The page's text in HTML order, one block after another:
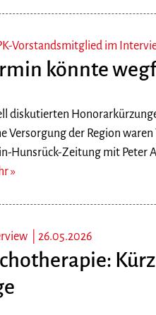
Vorstandsmitglied im
könnte
diskutierten
Versorgung der Region waren
Hunsrück-Zeitung mit Peter
| 26.05.2026